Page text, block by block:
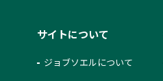
サイトについて
ジョブソエルについて